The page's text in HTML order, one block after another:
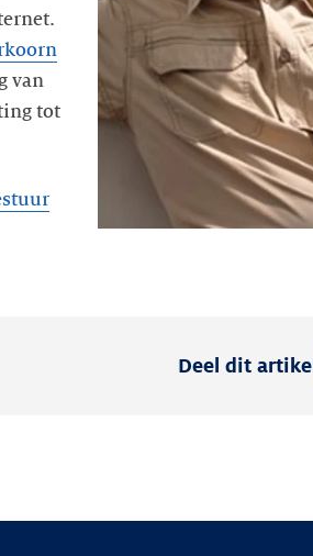
van
tot
Deel dit artikel